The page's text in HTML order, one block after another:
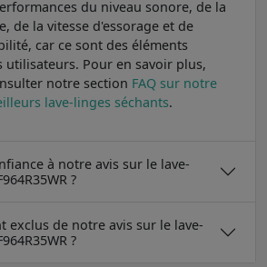
du niveau sonore, de la
de la vitesse d'essorage et de
car ce sont des éléments
utilisateurs. Pour en savoir plus,
notre section FAQ sur notre
lave-linges séchants.
à notre avis sur le lave-
?
exclus de notre avis sur le lave-
?